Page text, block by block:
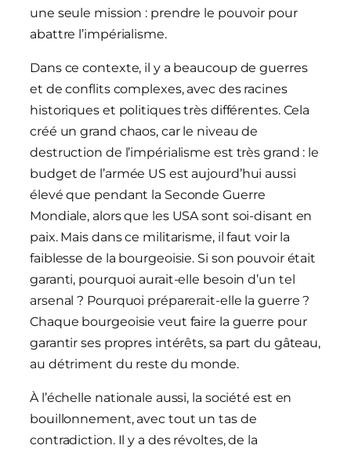
une seule mission : prendre le pouvoir pour
abattre l’impérialisme.
Dans ce contexte, il y a beaucoup de guerres
et de conflits complexes, avec des racines
historiques et politiques très différentes. Cela
créé un grand chaos, car le niveau de
destruction de l’impérialisme est très grand : le
budget de l’armée US est aujourd’hui aussi
élevé que pendant la Seconde Guerre
Mondiale, alors que les USA sont soi-disant en
paix. Mais dans ce militarisme, il faut voir la
faiblesse de la bourgeoisie. Si son pouvoir était
garanti, pourquoi aurait-elle besoin d’un tel
arsenal ? Pourquoi préparerait-elle la guerre ?
Chaque bourgeoisie veut faire la guerre pour
garantir ses propres intérêts, sa part du gâteau,
au détriment du reste du monde.
À l’échelle nationale aussi, la société est en
bouillonnement, avec tout un tas de
contradiction. Il y a des révoltes, de la